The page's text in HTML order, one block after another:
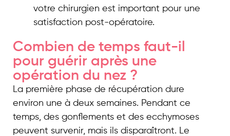
votre chirurgien est important pour une
satisfaction post-opératoire.
Combien de temps faut-il
pour guérir après une
opération du nez ?
La première phase de récupération dure
environ une à deux semaines. Pendant ce
temps, des gonflements et des ecchymoses
peuvent survenir, mais ils disparaîtront. Le